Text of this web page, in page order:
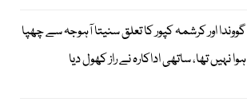
گووندا اور کرشمہ کپور کا تعلق سنیتا آہوجہ سے چھپا
ہوا نہیں تھا، ساتھی اداکارہ نے راز کھول دیا